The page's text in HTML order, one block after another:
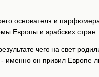
основателя и
Европы и арабских стран.
чего на свет
именно он привил Европе